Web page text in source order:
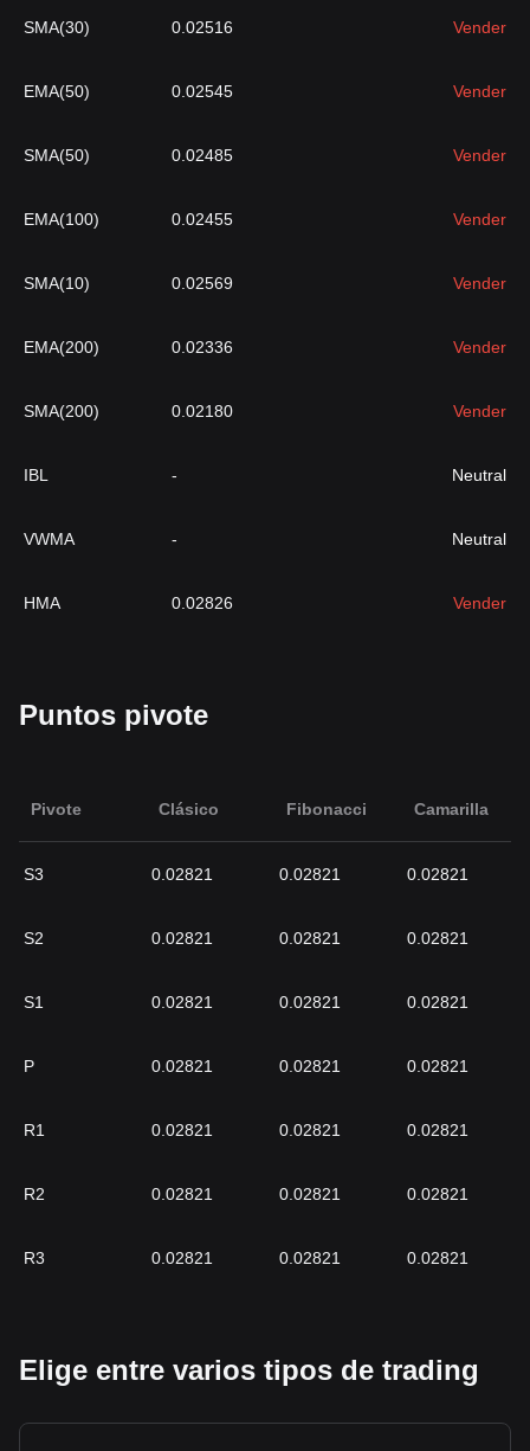
SMA(30) 0.02516 Vender
EMA(50) 0.02545 Vender
SMA(50) 0.02485 Vender
EMA(100) 0.02455 Vender
SMA(10) 0.02569 Vender
EMA(200) 0.02336 Vender
SMA(200) 0.02180 Vender
IBL - Neutral
VWMA - Neutral
HMA 0.02826 Vender
Puntos pivote
Pivote Clásico Fibonacci Camarilla
S3 0.02821 0.02821 0.02821
S2 0.02821 0.02821 0.02821
S1 0.02821 0.02821 0.02821
P 0.02821 0.02821 0.02821
R1 0.02821 0.02821 0.02821
R2 0.02821 0.02821 0.02821
R3 0.02821 0.02821 0.02821
Elige entre varios tipos de trading